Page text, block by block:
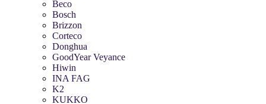
Beco
Bosch
Brizzon
Corteco
Donghua
GoodYear Veyance
Hiwin
INA FAG
K2
KUKKO